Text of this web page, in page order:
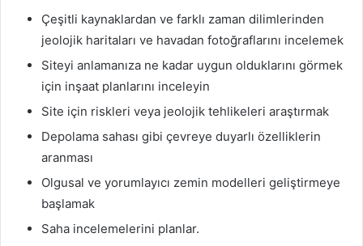
Çeşitli kaynaklardan ve farklı zaman dilimlerinden
jeolojik haritaları ve havadan fotoğraflarını incelemek
Siteyi anlamanıza ne kadar uygun olduklarını görmek
için inşaat planlarını inceleyin
Site için riskleri veya jeolojik tehlikeleri araştırmak
Depolama sahası gibi çevreye duyarlı özelliklerin
aranması
Olgusal ve yorumlayıcı zemin modelleri geliştirmeye
başlamak
Saha incelemelerini planlar.